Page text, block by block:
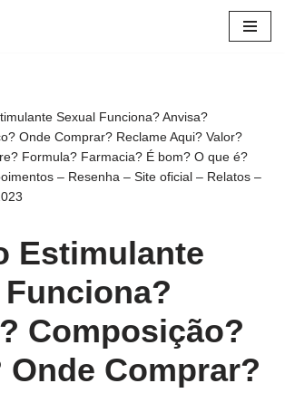
Sexual Funciona? Anvisa?
Onde Comprar? Reclame Aqui? Valor?
Formula? Farmacia? É bom? O que é?
– Resenha – Site oficial – Relatos –
Estimulante
Composição?
Onde Comprar?